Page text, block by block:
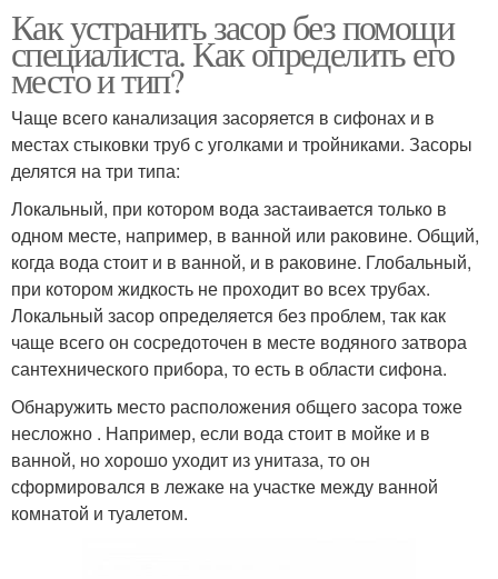
Как устранить засор без помощи
специалиста. Как определить его
место и тип?
Чаще всего канализация засоряется в сифонах и в
местах стыковки труб с уголками и тройниками. Засоры
делятся на три типа:
Локальный, при котором вода застаивается только в
одном месте, например, в ванной или раковине. Общий,
когда вода стоит и в ванной, и в раковине. Глобальный,
при котором жидкость не проходит во всех трубах.
Локальный засор определяется без проблем, так как
чаще всего он сосредоточен в месте водяного затвора
сантехнического прибора, то есть в области сифона.
Обнаружить место расположения общего засора тоже
несложно . Например, если вода стоит в мойке и в
ванной, но хорошо уходит из унитаза, то он
сформировался в лежаке на участке между ванной
комнатой и туалетом.